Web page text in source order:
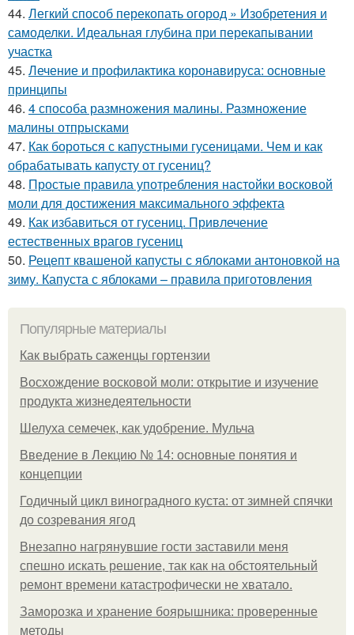
44. Легкий способ перекопать огород » Изобретения и
самоделки. Идеальная глубина при перекапывании
участка
45. Лечение и профилактика коронавируса: основные
принципы
46. 4 способа размножения малины. Размножение
малины отпрысками
47. Как бороться с капустными гусеницами. Чем и как
обрабатывать капусту от гусениц?
48. Простые правила употребления настойки восковой
моли для достижения максимального эффекта
49. Как избавиться от гусениц. Привлечение
естественных врагов гусениц
50. Рецепт квашеной капусты с яблоками антоновкой на
зиму. Капуста с яблоками – правила приготовления
Популярные материалы
Как выбрать саженцы гортензии
Восхождение восковой моли: открытие и изучение
продукта жизнедеятельности
Шелуха семечек, как удобрение. Мульча
Введение в Лекцию № 14: основные понятия и
концепции
Годичный цикл виноградного куста: от зимней спячки
до созревания ягод
Внезапно нагрянувшие гости заставили меня
спешно искать решение, так как на обстоятельный
ремонт времени катастрофически не хватало.
Заморозка и хранение боярышника: проверенные
методы